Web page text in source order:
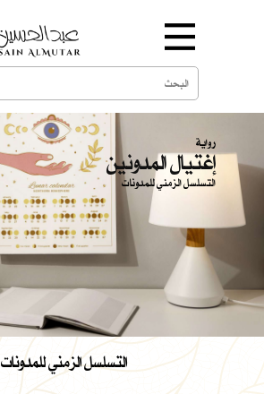
رواية
إغتيال المدونين
التسلسل الزمني للمدونات
التسلسل الزمني للمدونات